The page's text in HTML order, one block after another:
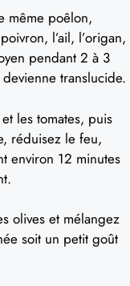
même poêlon,
l’ail, l’origan,
pendant 2 à 3
translucide.
les tomates, puis
réduisez le feu,
environ 12 minutes
olives et mélangez
soit un petit goût